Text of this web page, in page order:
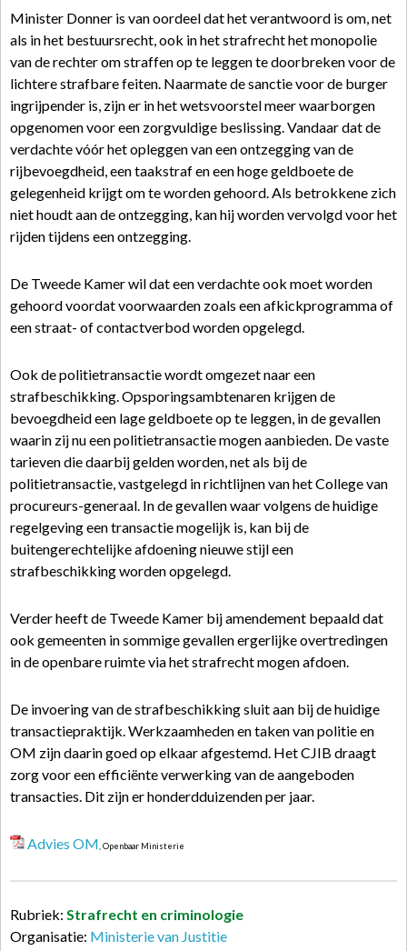
Minister Donner is van oordeel dat het verantwoord is om, net
als in het bestuursrecht, ook in het strafrecht het monopolie
van de rechter om straffen op te leggen te doorbreken voor de
lichtere strafbare feiten. Naarmate de sanctie voor de burger
ingrijpender is, zijn er in het wetsvoorstel meer waarborgen
opgenomen voor een zorgvuldige beslissing. Vandaar dat de
verdachte vóór het opleggen van een ontzegging van de
rijbevoegdheid, een taakstraf en een hoge geldboete de
gelegenheid krijgt om te worden gehoord. Als betrokkene zich
niet houdt aan de ontzegging, kan hij worden vervolgd voor het
rijden tijdens een ontzegging.
De Tweede Kamer wil dat een verdachte ook moet worden
gehoord voordat voorwaarden zoals een afkickprogramma of
een straat- of contactverbod worden opgelegd.
Ook de politietransactie wordt omgezet naar een
strafbeschikking. Opsporingsambtenaren krijgen de
bevoegdheid een lage geldboete op te leggen, in de gevallen
waarin zij nu een politietransactie mogen aanbieden. De vaste
tarieven die daarbij gelden worden, net als bij de
politietransactie, vastgelegd in richtlijnen van het College van
procureurs-generaal. In de gevallen waar volgens de huidige
regelgeving een transactie mogelijk is, kan bij de
buitengerechtelijke afdoening nieuwe stijl een
strafbeschikking worden opgelegd.
Verder heeft de Tweede Kamer bij amendement bepaald dat
ook gemeenten in sommige gevallen ergerlijke overtredingen
in de openbare ruimte via het strafrecht mogen afdoen.
De invoering van de strafbeschikking sluit aan bij de huidige
transactiepraktijk. Werkzaamheden en taken van politie en
OM zijn daarin goed op elkaar afgestemd. Het CJIB draagt
zorg voor een efficiënte verwerking van de aangeboden
transacties. Dit zijn er honderdduizenden per jaar.
Advies OM , Openbaar Ministerie
Rubriek: Strafrecht en criminologie
Organisatie: Ministerie van Justitie